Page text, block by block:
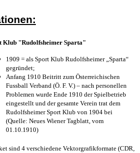
Klub "Rudolfsheimer Sparta"
1909 = als Sport Klub Rudolfsheimer „Sparta“
gegründet;
Anfang 1910 Beitritt zum Österreichischen
Fussball Verband (Ö. F. V.) – nach personellen
Problemen wurde Ende 1910 der Spielbetrieb
eingestellt und der gesamte Verein trat dem
Rudolfsheimer Sport Klub von 1904 bei
(Quelle: Neues Wiener Tagblatt, vom
01.10.1910)
sind 4 verschiedene Vektorgrafikformate (CDR,